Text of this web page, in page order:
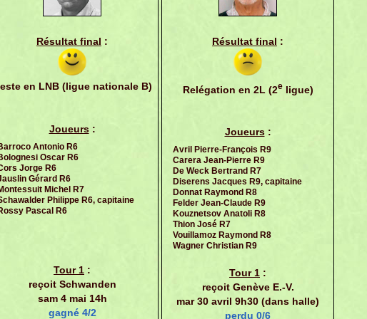
Résultat final :
en LNB (ligue nationale B)
Joueurs:
Antonio R6
Oscar R6
Jorge R6
Gérard R6
Michel R7
Philippe R6, capitaine
Pascal R6
Tour 1 :
reçoit Schwanden
sam 4 mai 14h
gagné 4/2
Résultat final :
Relégation en 2L (2eligue)
Joueurs:
Avril Pierre-François R9
Carera Jean-Pierre R9
De Weck Bertrand R7
Diserens Jacques R9, capitaine
Donnat Raymond R8
Felder Jean-Claude R9
Kouznetsov Anatoli R8
Thion José R7
Vouillamoz Raymond R8
Wagner Christian R9
Tour 1 :
reçoit Genève E.-V.
mar 30 avril 9h30 (dans halle)
perdu 0/6